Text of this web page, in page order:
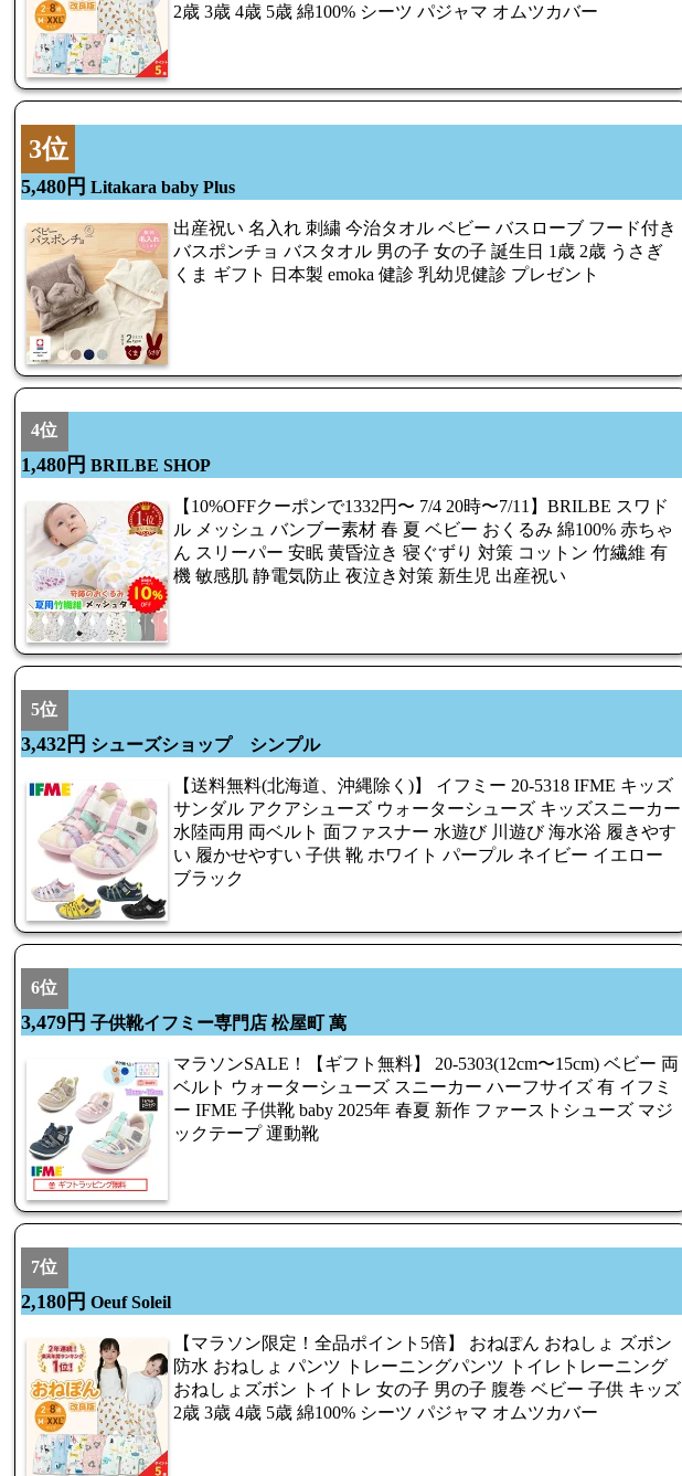
2歳 3歳 4歳 5歳 綿100% シーツ パジャマ オムツカバー
3位
5,480円 Litakara baby Plus
出産祝い 名入れ 刺繍 今治タオル ベビー バスローブ フード付き
バスポンチョ バスタオル 男の子 女の子 誕生日 1歳 2歳 うさぎ
くま ギフト 日本製 emoka 健診 乳幼児健診 プレゼント
4位
1,480円 BRILBE SHOP
【10%OFFクーポンで1332円〜 7/4 20時〜7/11】BRILBE スワド
ル メッシュ バンブー素材 春 夏 ベビー おくるみ 綿100% 赤ちゃ
ん スリーパー 安眠 黄昏泣き 寝ぐずり 対策 コットン 竹繊維 有
機 敏感肌 静電気防止 夜泣き対策 新生児 出産祝い
5位
3,432円 シューズショップ シンプル
【送料無料(北海道、沖縄除く)】 イフミー 20-5318 IFME キッズ
サンダル アクアシューズ ウォーターシューズ キッズスニーカー
水陸両用 両ベルト 面ファスナー 水遊び 川遊び 海水浴 履きやす
い 履かせやすい 子供 靴 ホワイト パープル ネイビー イエロー
ブラック
6位
3,479円 子供靴イフミー専門店 松屋町 萬
マラソンSALE！【ギフト無料】 20-5303(12cm〜15cm) ベビー 両
ベルト ウォーターシューズ スニーカー ハーフサイズ 有 イフミ
ー IFME 子供靴 baby 2025年 春夏 新作 ファーストシューズ マジ
ックテープ 運動靴
7位
2,180円 Oeuf Soleil
【マラソン限定！全品ポイント5倍】 おねぽん おねしょ ズボン
防水 おねしょ パンツ トレーニングパンツ トイレトレーニング
おねしょズボン トイトレ 女の子 男の子 腹巻 ベビー 子供 キッズ
2歳 3歳 4歳 5歳 綿100% シーツ パジャマ オムツカバー